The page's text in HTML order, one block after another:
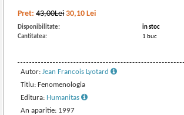
Pret:43,00Lei 30,10 Lei
Disponibilitate:
in stoc
Cantitatea:
1 buc
Autor:Jean Francois Lyotard
Titlu: Fenomenologia
Editura: Humanitas
An aparitie: 1997